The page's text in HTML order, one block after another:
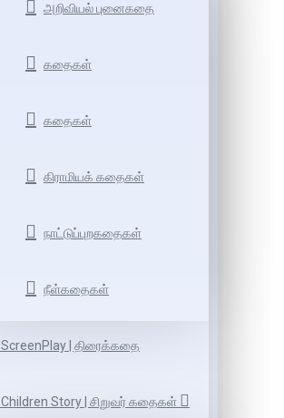
அறிவியல் புனைகதை
கதைகள்
கதைகள்
கிராமியக் கதைகள்
நாட்டுப்புறகதைகள்
நீள்கதைகள்
ScreenPlay | திரைக்கதை
Children Story | சிறுவர் கதைகள்